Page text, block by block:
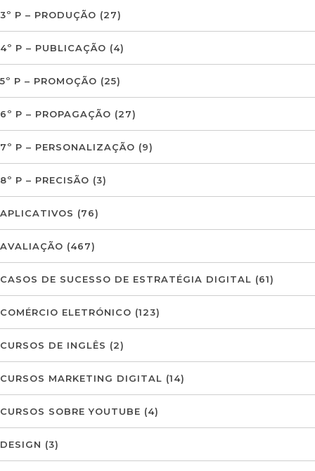
3º P – PRODUÇÃO (27)
4º P – PUBLICAÇÃO (4)
5º P – PROMOÇÃO (25)
6º P – PROPAGAÇÃO (27)
7º P – PERSONALIZAÇÃO (9)
8º P – PRECISÃO (3)
APLICATIVOS (76)
AVALIAÇÃO (467)
CASOS DE SUCESSO DE ESTRATÉGIA DIGITAL (61)
COMÉRCIO ELETRÓNICO (123)
CURSOS DE INGLÊS (2)
CURSOS MARKETING DIGITAL (14)
CURSOS SOBRE YOUTUBE (4)
DESIGN (3)